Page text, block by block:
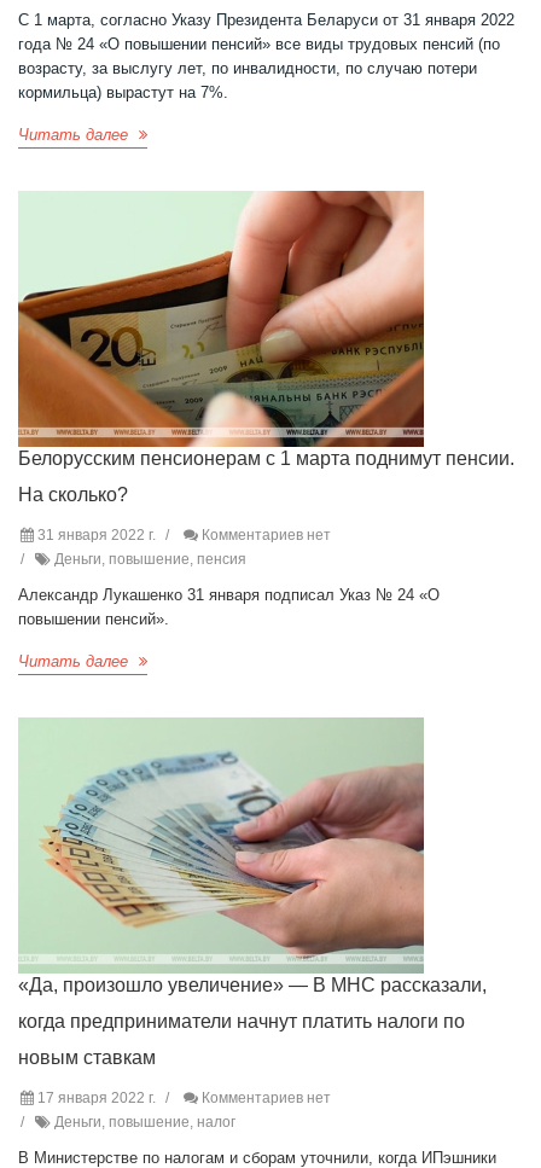
С 1 марта, согласно Указу Президента Беларуси от 31 января 2022
года № 24 «О повышении пенсий» все виды трудовых пенсий (по
возрасту, за выслугу лет, по инвалидности, по случаю потери
кормильца) вырастут на 7%.
Читать далее
Белорусским пенсионерам с 1 марта поднимут пенсии.
На сколько?
31 января 2022 г.
Комментариев нет
Деньги, повышение, пенсия
Александр Лукашенко 31 января подписал Указ № 24 «О
повышении пенсий».
Читать далее
«Да, произошло увеличение» — В МНС рассказали,
когда предприниматели начнут платить налоги по
новым ставкам
17 января 2022 г.
Комментариев нет
Деньги, повышение, налог
В Министерстве по налогам и сборам уточнили, когда ИПэшники